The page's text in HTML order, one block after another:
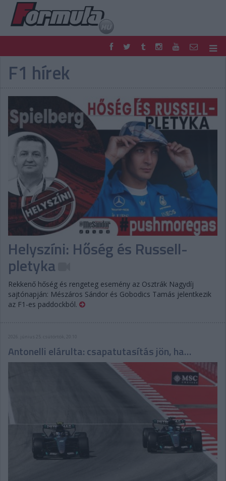
F1
FORMULA
EGYÉB
PODCAST
SHOP
TIPPJÁTÉK
DIGITÁLIS MAGAZIN
PONTÁLLÁSOK
VERSENYNAPTÁRAK
F1 hírek
Helyszíni: Hőség és Russell-
pletyka
Rekkenő hőség és rengeteg esemény az Osztrák Nagydíj
sajtónapján: Mészáros Sándor és Gobodics Tamás jelentkezik
az F1-es paddockból.
2026. június 25. csütörtök, 20:10
Antonelli elárulta: csapatutasítás jön, ha…